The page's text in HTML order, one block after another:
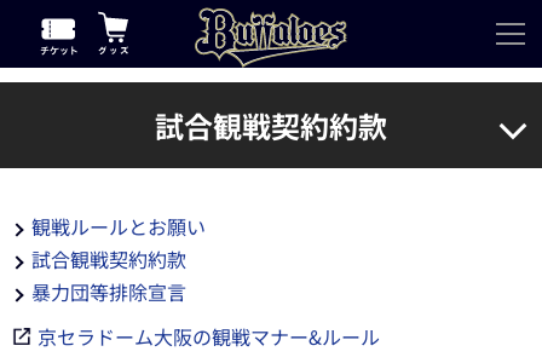
試合観戦契約約款
観戦ルールとお願い
試合観戦契約約款
暴力団等排除宣言
京セラドーム大阪の観戦マナー&ルール